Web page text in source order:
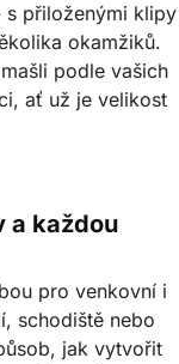
s přiloženými klipy
okamžiků.
podle vašich
ať už je velikost
a každou
pro venkovní i
schodiště nebo
jak vytvořit